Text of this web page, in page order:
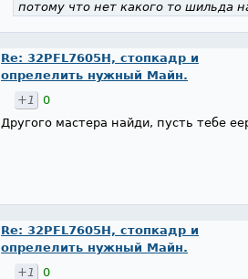
потому что нет какого то шильда
Re: 32PFL7605H, стопкадр и
опрелелить нужный Майн.
+1
0
Другого мастера найди, пусть тебе
Re: 32PFL7605H, стопкадр и
опрелелить нужный Майн.
+1
0